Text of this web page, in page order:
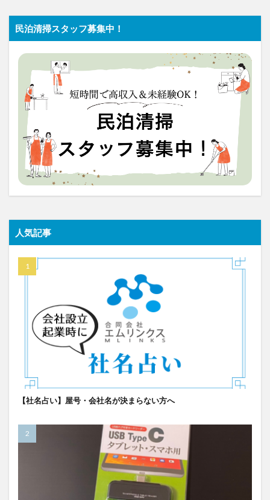
民泊清掃スタッフ募集中！
人気記事
【社名占い】屋号・会社名が決まらない方へ